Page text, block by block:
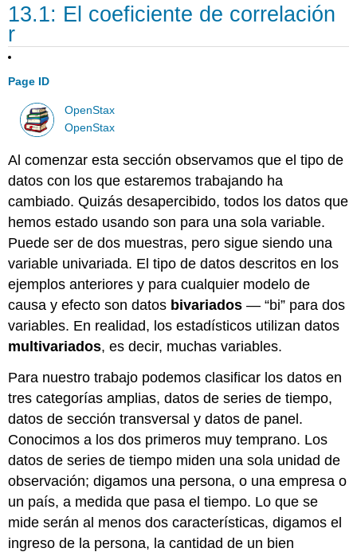
13.1: El coeficiente de correlación
r
Page ID
OpenStax
OpenStax
Al comenzar esta sección observamos que el tipo de
datos con los que estaremos trabajando ha
cambiado. Quizás desapercibido, todos los datos que
hemos estado usando son para una sola variable.
Puede ser de dos muestras, pero sigue siendo una
variable univariada. El tipo de datos descritos en los
ejemplos anteriores y para cualquier modelo de
causa y efecto son datos bivariados — “bi” para dos
variables. En realidad, los estadísticos utilizan datos
multivariados, es decir, muchas variables.
Para nuestro trabajo podemos clasificar los datos en
tres categorías amplias, datos de series de tiempo,
datos de sección transversal y datos de panel.
Conocimos a los dos primeros muy temprano. Los
datos de series de tiempo miden una sola unidad de
observación; digamos una persona, o una empresa o
un país, a medida que pasa el tiempo. Lo que se
mide serán al menos dos características, digamos el
ingreso de la persona, la cantidad de un bien